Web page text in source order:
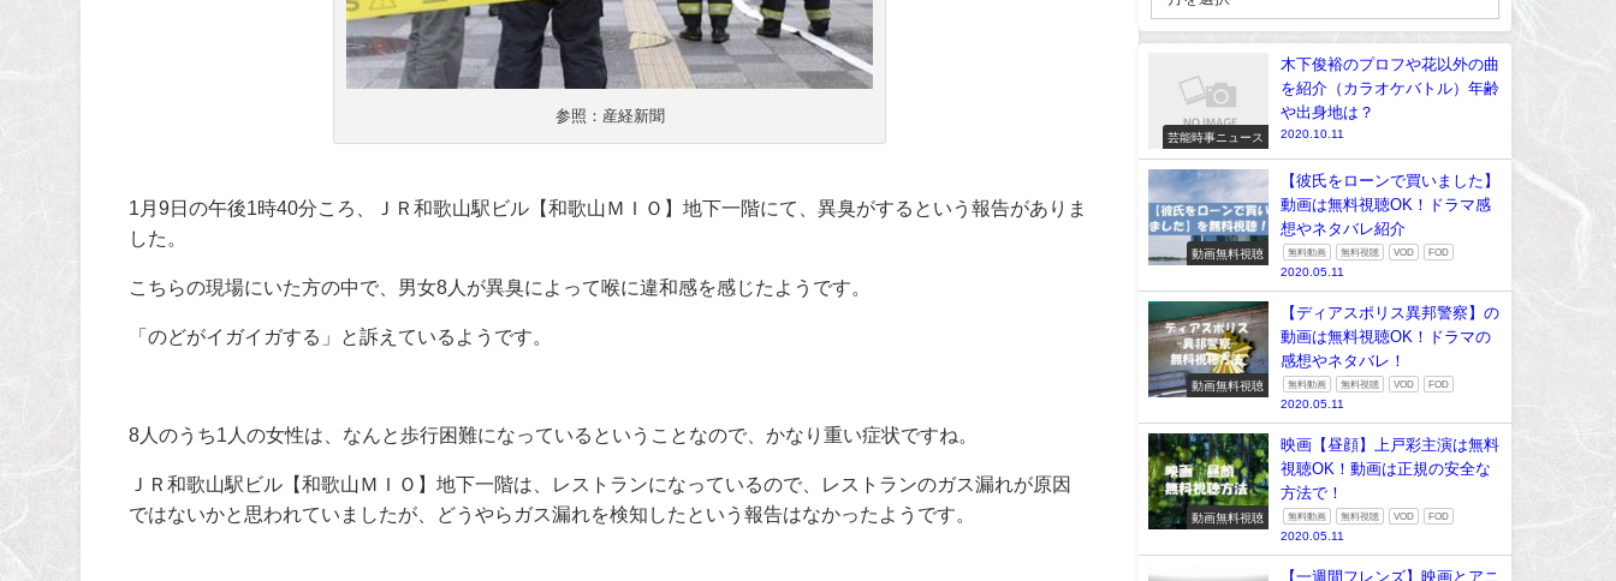
参照：産経新聞
1 月9日の午後1 時40分ころ、ＪＲ和歌山駅ビル【和歌山ＭＩＯ】地下一階にて、異臭がするという報告がありま
した。
こちらの現場にいた方の中で、男女8 人が異臭によって喉に違和感を感じたようです。
「のどがイガイガする」と訴えているようです。
8 人のうち1 人の女性は、なんと歩行困難になっているということなので、かなり重い症状ですね。
ＪＲ和歌山駅ビル【和歌山ＭＩＯ】地下一階は、レストランになっているので、レストランのガス漏れが原因
ではないかと思われていましたが、どうやらガス漏れを検知したという報告はなかったようです。
芸能時事ニュース
木下俊裕のプロフや花以外の曲
を紹介（カラオケバトル）年齢
や出身地は？
2020.10.11
動画無料視聴
【彼氏をローンで買いました】
動画は無料視聴OK！ドラマ感
想やネタバレ紹介
無料動画 無料視聴 VOD FOD
2020.05.11
動画無料視聴
【ディアスポリス異邦警察】の
動画は無料視聴OK！ドラマの
感想やネタバレ！
無料動画 無料視聴 VOD FOD
2020.05.11
動画無料視聴
映画【昼顔】上戸彩主演は無料
視聴OK！動画は正規の安全な
方法で！
無料動画 無料視聴 VOD FOD
2020.05.11
【一週間フレンズ】映画とアニ